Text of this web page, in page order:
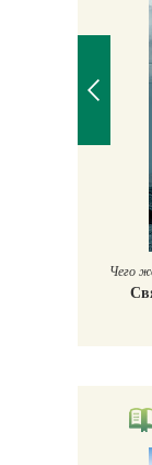
Чего ждет от нас
Святитель